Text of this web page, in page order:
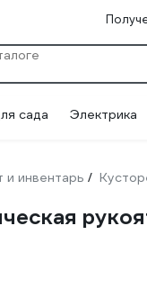
сада Электрика
и инвентарь /